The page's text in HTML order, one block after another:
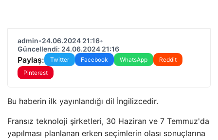
admin•24.06.2024 21:16•
Güncellendi: 24.06.2024 21:16
Paylaş: Twitter Facebook WhatsApp
Reddit
Pinterest
Bu haberin ilk yayınlandığı dil İngilizcedir.
Fransız teknoloji şirketleri, 30 Haziran ve 7 Temmuz'da
yapılması planlanan erken seçimlerin olası sonuçlarına